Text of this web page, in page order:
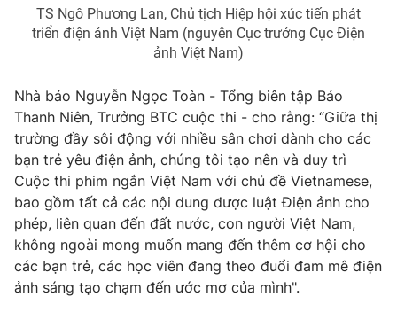
Liên hệ tòa soạn English
THỜI BÁO VTV
Theo dõi báo trên
Cơ quan chủ quản:Đài Truyền hình Việt Nam
Cơ quan báo chí:Thời báo VTV
Giấy phép hoạt động báo in và báo điện tử số 483/GP-BTTTT
cấp ngày 29/12/2023
TS Ngô Phương Lan, Chủ tịch Hiệp hội xúc tiến phát
triển điện ảnh Việt Nam (nguyên Cục trưởng Cục Điện
ảnh Việt Nam)
Nhà báo Nguyễn Ngọc Toàn - Tổng biên tập Báo
Thanh Niên, Trưởng BTC cuộc thi - cho rằng: “Giữa thị
trường đầy sôi động với nhiều sân chơi dành cho các
bạn trẻ yêu điện ảnh, chúng tôi tạo nên và duy trì
Cuộc thi phim ngắn Việt Nam với chủ đề Vietnamese,
bao gồm tất cả các nội dung được luật Điện ảnh cho
phép, liên quan đến đất nước, con người Việt Nam,
không ngoài mong muốn mang đến thêm cơ hội cho
các bạn trẻ, các học viên đang theo đuổi đam mê điện
ảnh sáng tạo chạm đến ước mơ của mình".